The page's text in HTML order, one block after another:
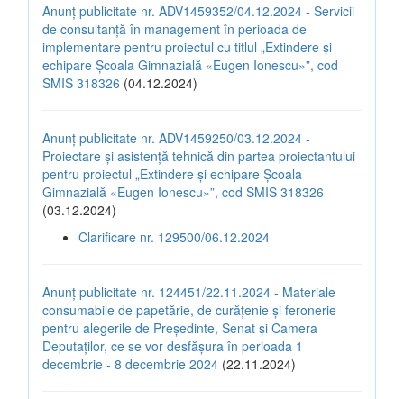
Anunț publicitate nr. ADV1459352/04.12.2024 - Servicii
de consultanță în management în perioada de
implementare pentru proiectul cu titlul „Extindere și
echipare Școala Gimnazială «Eugen Ionescu»”, cod
SMIS 318326 (04.12.2024)
Anunț publicitate nr. ADV1459250/03.12.2024 -
Proiectare și asistență tehnică din partea proiectantului
pentru proiectul „Extindere și echipare Școala
Gimnazială «Eugen Ionescu»”, cod SMIS 318326
(03.12.2024)
Clarificare nr. 129500/06.12.2024
Anunț publicitate nr. 124451/22.11.2024 - Materiale
consumabile de papetărie, de curățenie și feronerie
pentru alegerile de Președinte, Senat și Camera
Deputaților, ce se vor desfășura în perioada 1
decembrie - 8 decembrie 2024 (22.11.2024)